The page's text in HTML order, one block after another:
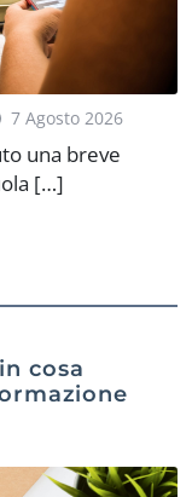
7 Agosto 2026
una breve
[…]
cosa